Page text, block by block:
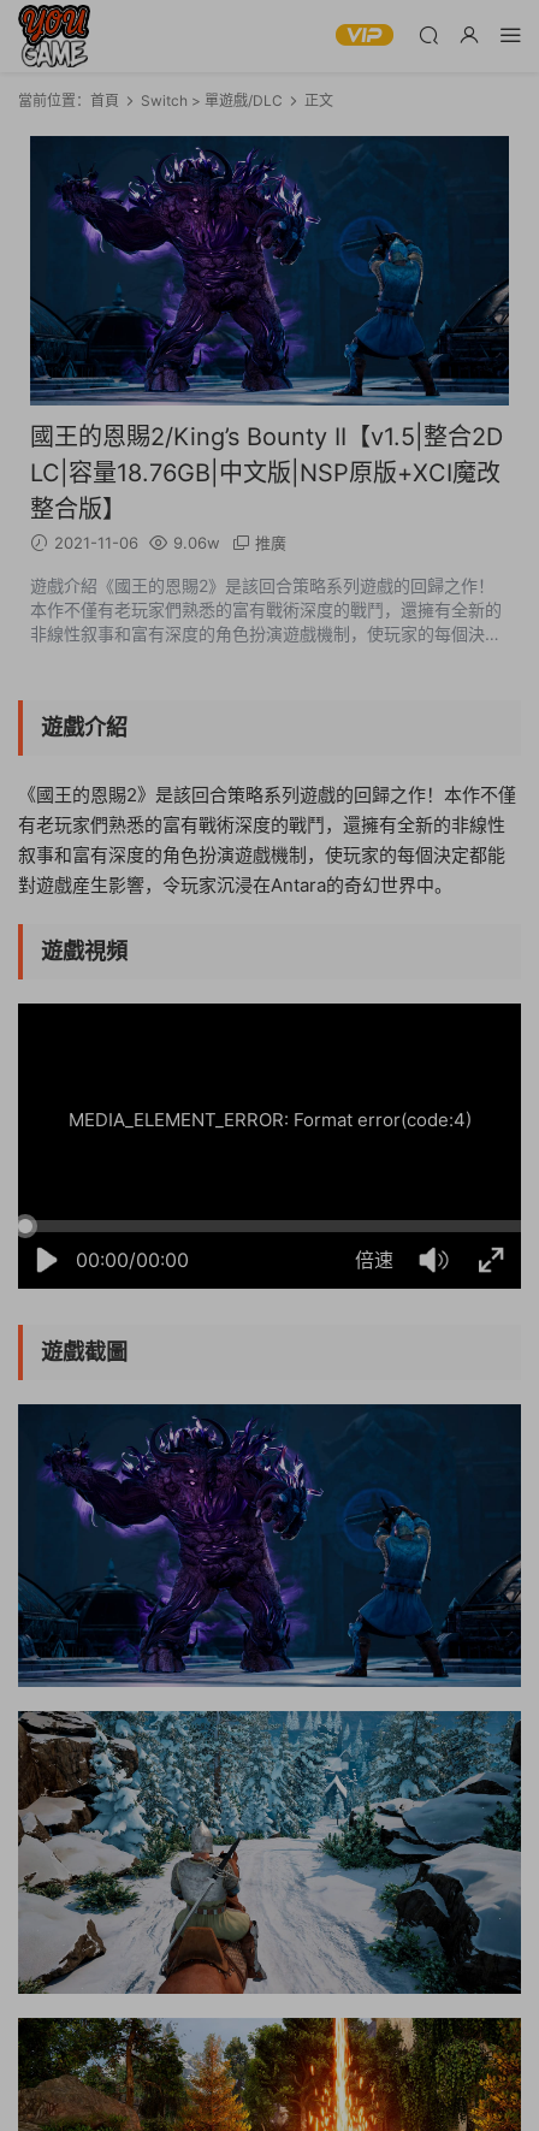
當前位置： 首頁 Switch > 單遊戲/DLC 正文
國王的恩賜2/King’s Bounty II【v1.5|整合2D
LC|容量18.76GB|中文版|NSP原版+XCI魔改
整合版】
2021-11-06 9.06w 推廣
遊戲介紹《國王的恩賜2》是該回合策略系列遊戲的回歸之作！
本作不僅有老玩家們熟悉的富有戰術深度的戰鬥，還擁有全新的
非線性叙事和富有深度的角色扮演遊戲機制，使玩家的每個決定
遊戲介紹
《國王的恩賜2》是該回合策略系列遊戲的回歸之作！本作不僅
有老玩家們熟悉的富有戰術深度的戰鬥，還擁有全新的非線性
叙事和富有深度的角色扮演遊戲機制，使玩家的每個決定都能
對遊戲産生影響，令玩家沉浸在Antara的奇幻世界中。
遊戲視頻
00:00/00:00 倍速
MEDIA_ELEMENT_ERROR: Format error(code:4)
遊戲截圖